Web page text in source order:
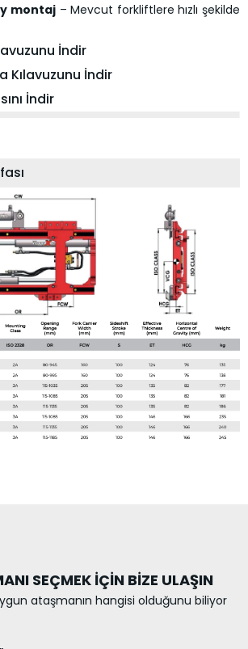
montaj– Mevcut forkliftlere hızlı şekilde
İndir
Kılavuzunu İndir
İndir
SEÇMEK İÇİN BİZE ULAŞIN
ataşmanın hangisi olduğunu biliyor